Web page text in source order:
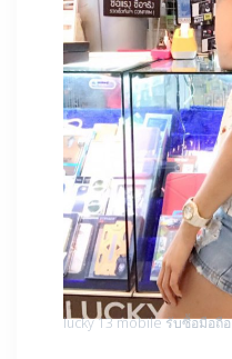
lucky 13 mobile รับซื้อมือถือ